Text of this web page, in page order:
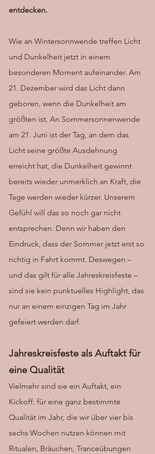
entdecken.
Wie an Wintersonnwende treffen Licht
und Dunkelheit jetzt in einem
besonderen Moment aufeinander. Am
21. Dezember wird das Licht dann
geboren, wenn die Dunkelheit am
größten ist. An Sommersonnenwende
am 21. Juni ist der Tag, an dem das
Licht seine größte Ausdehnung
erreicht hat, die Dunkelheit gewinnt
bereits wieder unmerklich an Kraft, die
Tage werden wieder kürzer. Unserem
Gefühl will das so noch gar nicht
entsprechen. Denn wir haben den
Eindruck, dass der Sommer jetzt erst so
richtig in Fahrt kommt. Deswegen –
und das gilt für alle Jahreskreisfeste –
sind sie kein punktuelles Highlight, das
nur an einem einzigen Tag im Jahr
gefeiert werden darf.
Jahreskreisfeste als Auftakt für
eine Qualität
Vielmehr sind sie ein Auftakt, ein
Kickoff, für eine ganz bestimmte
Qualität im Jahr, die wir über vier bis
sechs Wochen nutzen können mit
Ritualen, Bräuchen, Tranceübungen